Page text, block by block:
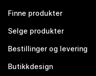
Finne produkter
Selge produkter
Bestillinger og levering
Butikkdesign